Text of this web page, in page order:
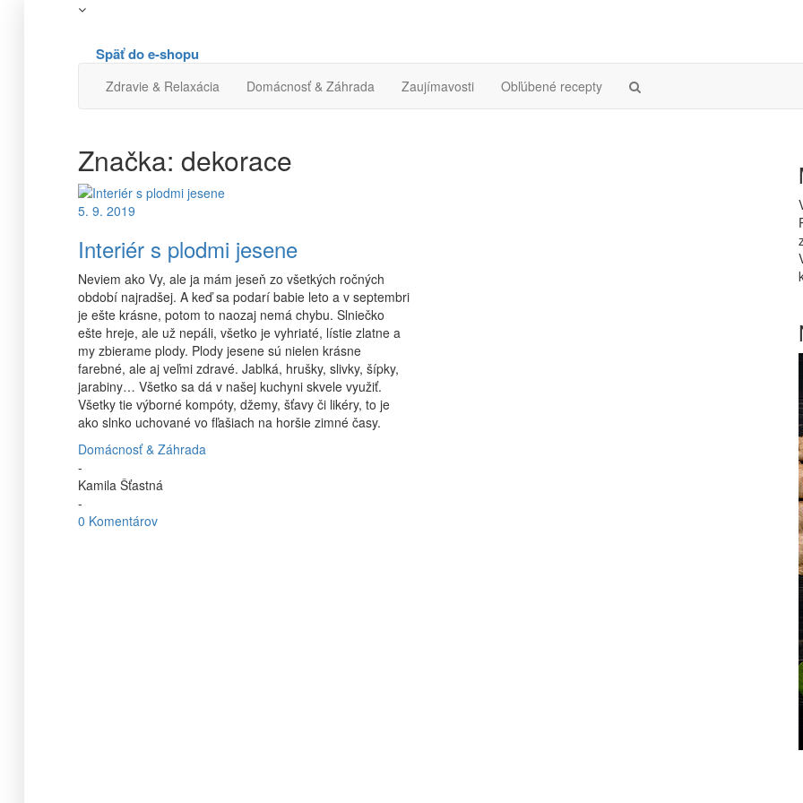
Späť do e-shopu
Zdravie & Relaxácia Domácnosť & Záhrada Zaujímavosti Obľúbené recepty
Značka: dekorace
5. 9. 2019
Interiér s plodmi jesene
Neviem ako Vy, ale ja mám jeseň zo všetkých ročných
období najradšej. A keď sa podarí babie leto a v septembri
je ešte krásne, potom to naozaj nemá chybu. Slniečko
ešte hreje, ale už nepáli, všetko je vyhriaté, lístie zlatne a
my zbierame plody. Plody jesene sú nielen krásne
farebné, ale aj veľmi zdravé. Jablká, hrušky, slivky, šípky,
jarabiny… Všetko sa dá v našej kuchyni skvele využiť.
Všetky tie výborné kompóty, džemy, šťavy či likéry, to je
ako slnko uchované vo fľašiach na horšie zimné časy.
Domácnosť & Záhrada
-
Kamila Šťastná
-
0 Komentárov